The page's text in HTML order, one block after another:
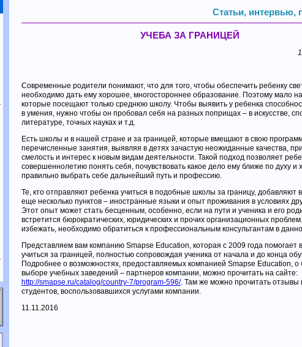
Статьи, интервью,
УЧЕБА ЗА ГРАНИЦЕЙ
Современные родители понимают, что для того, чтобы обеспечить ребенку
необходимо дать ему хорошее, многостороннее образование. Поэтому мало
которые посещают только среднюю школу. Чтобы выявить у ребенка
в умения, нужно чтобы он пробовал себя на разных поприщах – в искусстве,
литературе, точных науках и т.д.
Есть школы и в нашей стране и за границей, которые вмещают в свою
перечисленные занятия, выявляя в детях зачастую неожиданные качества,
смелость и интерес к новым видам деятельности. Такой подход позволяет
совершеннолетию понять себя, почувствовать какое дело ему ближе по духу и
правильно выбрать себе дальнейший путь и профессию.
Те, кто отправляют ребенка учиться в подобные школы за границу, добавляют в
еще несколько пунктов – иностранные языки и опыт проживания в условиях
Этот опыт может стать бесценным, особенно, если на пути и ученика и его
встретится бюрократических, юридических и прочих организационных
избежать, необходимо обратиться к профессиональным консультантам в
Представляем вам компанию Smapse Education, которая с 2009 года
учиться за границей, полностью сопровождая ученика от начала и до конца
Подробнее о возможностях, предоставляемых компанией Smapse Education,
выборе учебных заведений – партнеров компании, можно прочитать на сайте:
http://smapse.ru/catalog/country-7/program-596/. Там же можно прочитать отзывы
студентов, воспользовавшихся услугами компании.
11.11.2016